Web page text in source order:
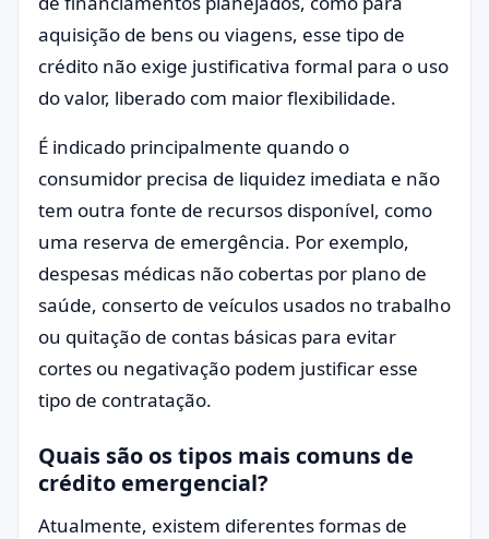
aquisição de bens ou viagens, esse tipo de
crédito não exige justificativa formal para o uso
do valor, liberado com maior flexibilidade.
É indicado principalmente quando o
consumidor precisa de liquidez imediata e não
tem outra fonte de recursos disponível, como
uma reserva de emergência. Por exemplo,
despesas médicas não cobertas por plano de
saúde, conserto de veículos usados no trabalho
ou quitação de contas básicas para evitar
cortes ou negativação podem justificar esse
tipo de contratação.
Quais são os tipos mais comuns de
crédito emergencial?
Atualmente, existem diferentes formas de